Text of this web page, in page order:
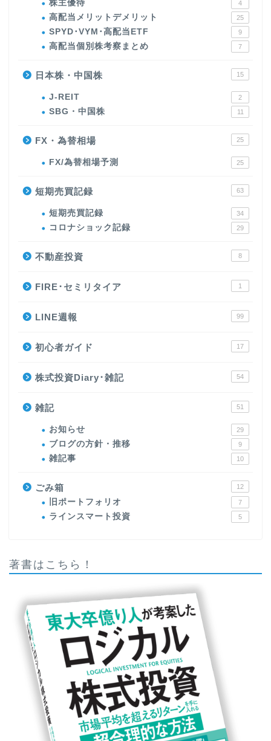
株主優待 4
高配当メリットデメリット 25
SPYD･VYM･高配当ETF 9
高配当個別株考察まとめ 7
日本株・中国株 15
J-REIT 2
SBG・中国株 11
FX・為替相場 25
FX/為替相場予測 25
短期売買記録 63
短期売買記録 34
コロナショック記録 29
不動産投資 8
FIRE･セミリタイア 1
LINE週報 99
初心者ガイド 17
株式投資Diary･雑記 54
雑記 51
お知らせ 29
ブログの方針・推移 9
雑記事 10
ごみ箱 12
旧ポートフォリオ 7
ラインスマート投資 5
著書はこちら！